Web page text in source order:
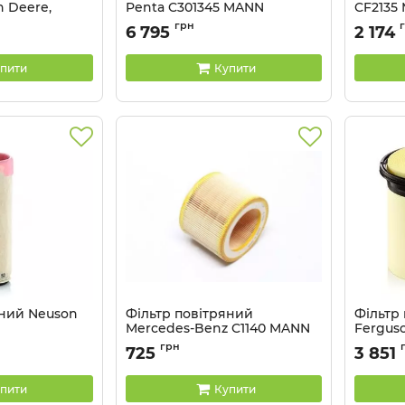
із зручними умовами доставки по Україні. Ми надаємо
товару!
Deere,
Penta C301345 MANN
Артикул: C301345
6 795 грн
Купити
CF2135
Артикул:
2 174
Neuson
Фільтр повітряний
Mercedes-Benz C1140 MANN
Артикул: C1140
725 грн
Купити
Фільтр
Артикул:
3 851